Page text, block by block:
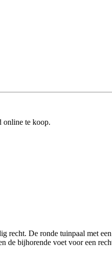
online te koop.
recht. De ronde tuinpaal met
de bijhorende voet voor een